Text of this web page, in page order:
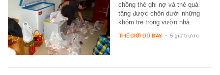
chồng thẻ ghi nợ và thẻ quà
tặng được chôn dưới những
khóm tre trong vườn nhà.
THẾ GIỚI ĐÓ ĐÂY - 5 giờ trước